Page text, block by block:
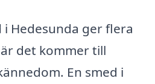
Hedesunda ger flera
det kommer till
En smed i